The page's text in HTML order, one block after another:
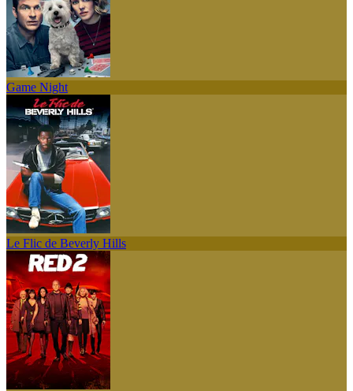
Game Night
Le Flic de Beverly Hills